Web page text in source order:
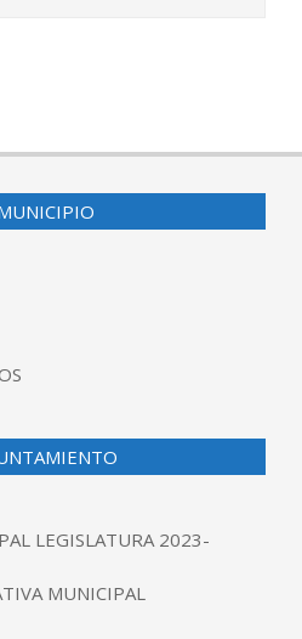
LEGISLATURA 2023-
MUNICIPAL